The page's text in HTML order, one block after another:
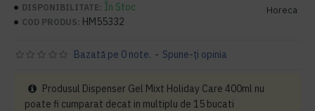
DISPONIBILITATE: În Stoc
COD PRODUS: HM55332
Horeca
Bazată pe 0 note. - Spune-ţi opinia
Produsul Dispenser Gel Mixt Holiday Care 400ml nu
poate fi cumparat decat in multiplu de 15 bucati